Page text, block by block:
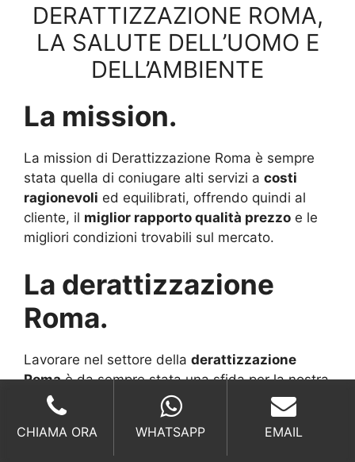
DERATTIZZAZIONE ROMA,
LA SALUTE DELL’UOMO E
DELL’AMBIENTE
La mission.
La mission di Derattizzazione Roma è sempre
stata quella di coniugare alti servizi a costi
ragionevoli ed equilibrati, offrendo quindi al
cliente, il miglior rapporto qualità prezzo e le
migliori condizioni trovabili sul mercato.
La derattizzazione
Roma.
Lavorare nel settore della derattizzazione
Romaè da sempre stata una sfida per la nostra
società, una sfida al cambiamento al saper
rintracciare sul mercato prodotti sempre più
“ naturali” e sempre meno compromettenti dal
CHIAMA ORA WHATSAPP EMAIL